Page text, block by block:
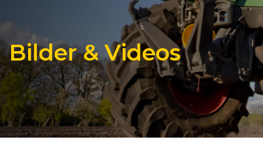
Bilder & Videos